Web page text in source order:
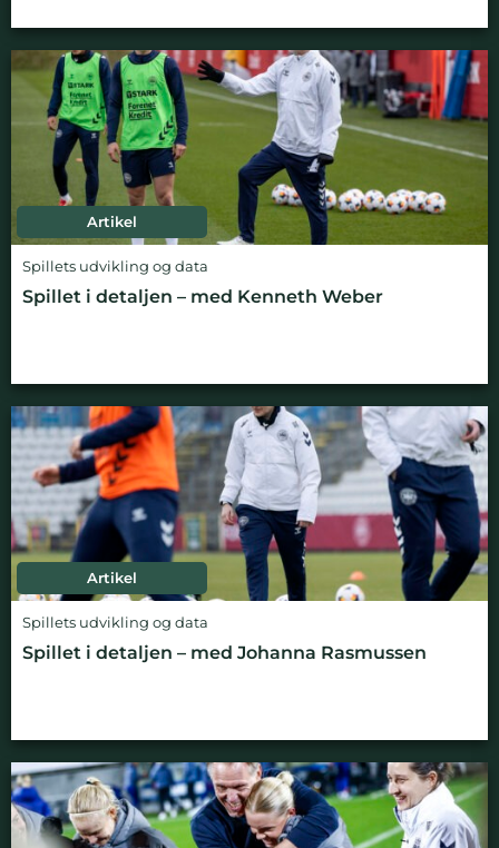
Artikel
Spillets udvikling og data
Spillet i detaljen – med Kenneth Weber
Artikel
Spillets udvikling og data
Spillet i detaljen – med Johanna Rasmussen